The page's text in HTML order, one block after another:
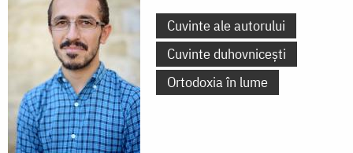
Cuvinte ale autorului
Cuvinte duhovnicești
Ortodoxia în lume